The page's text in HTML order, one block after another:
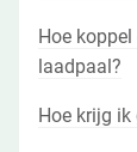
Hoe
laadpaal?
Hoe krijg